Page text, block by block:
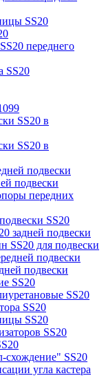
SS20
переднего
SS20
SS20 в
SS20 в
подвески
подвески
передних
SS20
задней подвески
SS20 для подвески
подвески
подвески
SS20
SS20
SS20
SS20
SS20
схождение" SS20
угла кастера